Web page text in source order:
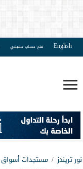
English فتح حساب حقيقي
نور تريندز / مستجدات أسواق